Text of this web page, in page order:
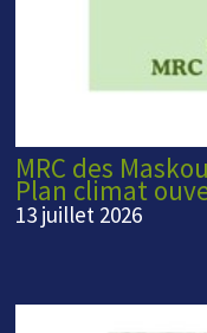
MRC des
Plan climat
13 juillet 2026